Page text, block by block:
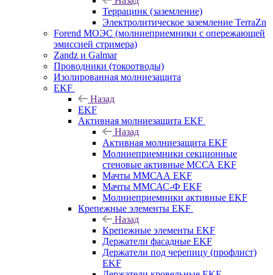
Террацинк (заземление)
Электролитическое заземление TerraZn
Forend МОЭС (молниеприемники с опережающей
эмиссией стримера)
Zandz и Galmar
Проводники (токоотводы)
Изолированная молниезащита
EKF
Назад
EKF
Активная молниезащита EKF
Назад
Активная молниезащита EKF
Молниеприемники секционные
стеновые активные МССА EKF
Мачты ММСАА EKF
Мачты ММСАС-Ф EKF
Молниеприемники активные EKF
Крепежные элементы EKF
Назад
Крепежные элементы EKF
Держатели фасадные EKF
Держатели под черепицу (профлист)
EKF